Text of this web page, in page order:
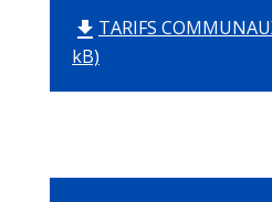
file_download TARIFS
kB)